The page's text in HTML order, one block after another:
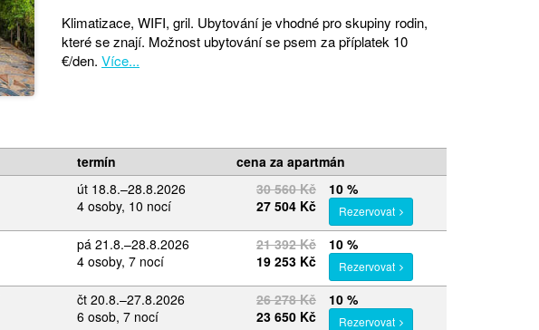
Klimatizace, WIFI, gril. Ubytování je vhodné pro skupiny rodin,
které se znají. Možnost ubytování se psem za příplatek 10
€/den. Více...
termín
cena za apartmán
út 18.8.–28.8.2026
4 osoby, 10 nocí
30 560 Kč
27 504 Kč
10 %
Rezervovat
pá 21.8.–28.8.2026
4 osoby, 7 nocí
21 392 Kč
19 253 Kč
10 %
Rezervovat
čt 20.8.–27.8.2026
6 osob, 7 nocí
26 278 Kč
23 650 Kč
10 %
Rezervovat